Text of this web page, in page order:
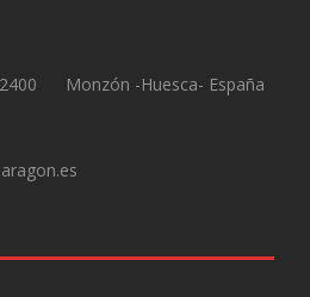
Monzón -Huesca- España